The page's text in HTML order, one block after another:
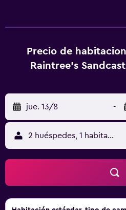
reproductor de DVD. En este
alojamientos incluyen cocina
personal gratuitos y secador de
pueden navegar por la web
Internet gratis (por cable y wifi).
personas de negocios incluyen
ofrecen llamadas locales
restricciones). Las
y tetera y tabla de planchar con
hay piscina al aire libre y
servicios de ocio y
Precio de
Raintree's
jue. 13/8 -
2 huéspedes, 1 habitación